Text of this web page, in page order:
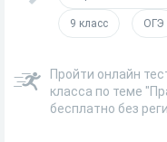
9 класс ОГЭ
Пройти онлайн
класса по теме
бесплатно без